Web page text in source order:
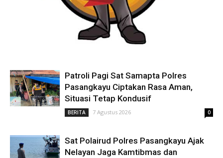
Patroli Pagi Sat Samapta Polres
Pasangkayu Ciptakan Rasa Aman,
Situasi Tetap Kondusif
BERITA 7 Agustus 2026 0
Sat Polairud Polres Pasangkayu Ajak
Nelayan Jaga Kamtibmas dan